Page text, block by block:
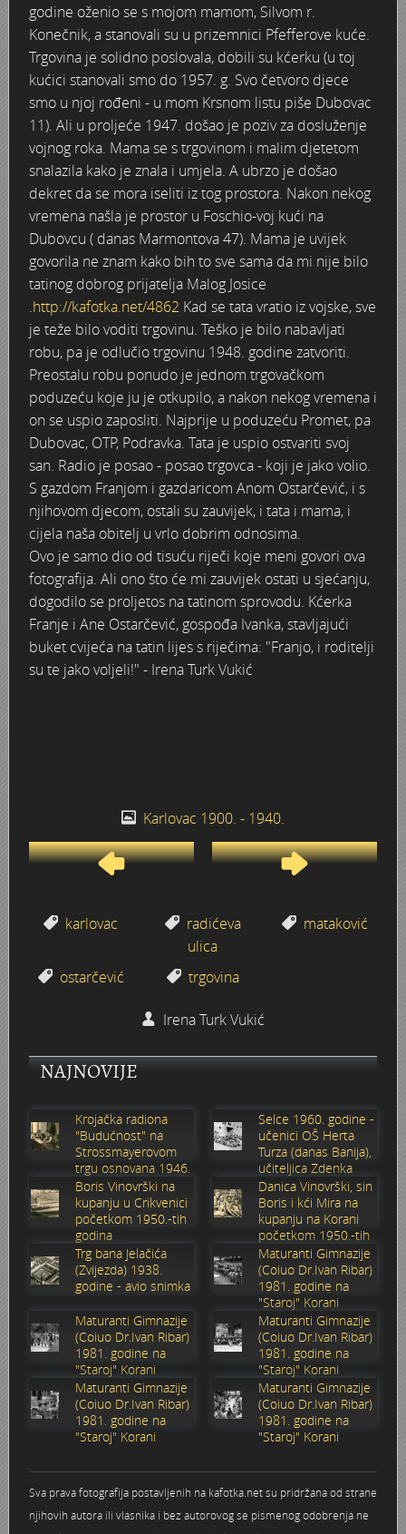
Zima 1967. godine
Zagreb - Karlovac 1:1
Vukmanić 1975. godine
Vatrogasna vježba
VAGA
Trgovina Merkur
Stari nogometni stadion
Staklana u Radićevoj ulici
Moda '60-tih
Štafeta mladosti
Regata na Kupi 1977.
Priredba u vrtiću 1972. godina
Primanje u pionire 29. XI 1977.
Povratak s posla
Poplava 1966.
Otvaranje Muzeja Ribar u Vukmaniću 1968.
Motocross na Starom gradu Dubovcu
Motocross na Šancu
Ramo
Razglednice Karlovca
Tehnička škola generacija 1981/1982
Zidić
Čoki
Štafeta mladosti 1988.
Željeznički most preko Kupe
Obitelj Balaš
Obitelj Hauptfeld
godine oženio se s mojom mamom, Silvom r.
Konečnik, a stanovali su u prizemnici Pfefferove kuće.
Trgovina je solidno poslovala, dobili su kćerku (u toj
kućici stanovali smo do 1957. g. Svo četvoro djece
smo u njoj rođeni - u mom Krsnom listu piše Dubovac
11). Ali u proljeće 1947. došao je poziv za dosluženje
vojnog roka. Mama se s trgovinom i malim djetetom
snalazila kako je znala i umjela. A ubrzo je došao
dekret da se mora iseliti iz tog prostora. Nakon nekog
vremena našla je prostor u Foschio-voj kući na
Dubovcu ( danas Marmontova 47). Mama je uvijek
govorila ne znam kako bih to sve sama da mi nije bilo
tatinog dobrog prijatelja Malog Josice
.http://kafotka.net/4862 Kad se tata vratio iz vojske, sve
je teže bilo voditi trgovinu. Teško je bilo nabavljati
robu, pa je odlučio trgovinu 1948. godine zatvoriti.
Preostalu robu ponudo je jednom trgovačkom
poduzeću koje ju je otkupilo, a nakon nekog vremena i
on se uspio zaposliti. Najprije u poduzeću Promet, pa
Dubovac, OTP, Podravka. Tata je uspio ostvariti svoj
san. Radio je posao - posao trgovca - koji je jako volio.
S gazdom Franjom i gazdaricom Anom Ostarčević, i s
njihovom djecom, ostali su zauvijek, i tata i mama, i
cijela naša obitelj u vrlo dobrim odnosima.
Ovo je samo dio od tisuću riječi koje meni govori ova
fotografija. Ali ono što će mi zauvijek ostati u sjećanju,
dogodilo se proljetos na tatinom sprovodu. Kćerka
Franje i Ane Ostarčević, gospođa Ivanka, stavljajući
buket cvijeća na tatin lijes s riječima: "Franjo, i roditelji
su te jako voljeli!" - Irena Turk Vukić
Karlovac 1900. - 1940.
karlovac
radićeva
ulica
mataković
ostarčević trgovina
Irena Turk Vukić
NAJNOVIJE
Krojačka radiona
"Budućnost" na
Strossmayerovom
trgu osnovana 1946.
godine
Selce 1960. godine -
učenici OŠ Herta
Turza (danas Banija),
učiteljica Zdenka
Sabolić
Boris Vinovrški na
kupanju u Crikvenici
početkom 1950.-tih
godina
Danica Vinovrški, sin
Boris i kći Mira na
kupanju na Korani
početkom 1950.-tih
godina
Trg bana Jelačića
(Zvijezda) 1938.
godine - avio snimka
Maturanti Gimnazije
(Coiuo Dr.Ivan Ribar)
1981. godine na
"Staroj" Korani
Maturanti Gimnazije
(Coiuo Dr.Ivan Ribar)
1981. godine na
"Staroj" Korani
Maturanti Gimnazije
(Coiuo Dr.Ivan Ribar)
1981. godine na
"Staroj" Korani
Maturanti Gimnazije
(Coiuo Dr.Ivan Ribar)
1981. godine na
"Staroj" Korani
Maturanti Gimnazije
(Coiuo Dr.Ivan Ribar)
1981. godine na
"Staroj" Korani
Sva prava fotografija postavljenih na kafotka.net su pridržana od strane
njihovih autora ili vlasnika i bez autorovog se pismenog odobrenja ne